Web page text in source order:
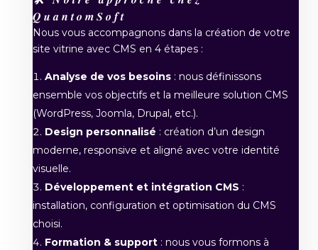
QuantomSoft
Nous vous accompagnons dans la création de votre
site vitrine avec CMS en 4 étapes :
Analyse de vos besoins : nous définissons
ensemble vos objectifs et la meilleure solution CMS
(WordPress, Joomla, Drupal, etc.).
Design personnalisé : création d’un design
moderne, responsive et aligné avec votre identité
visuelle.
Développement et intégration CMS :
installation, configuration et optimisation du CMS
choisi.
Formation & support : nous vous formons à